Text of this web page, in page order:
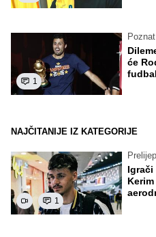
1
će
NAJČITANIJE IZ KATEGORIJE
1